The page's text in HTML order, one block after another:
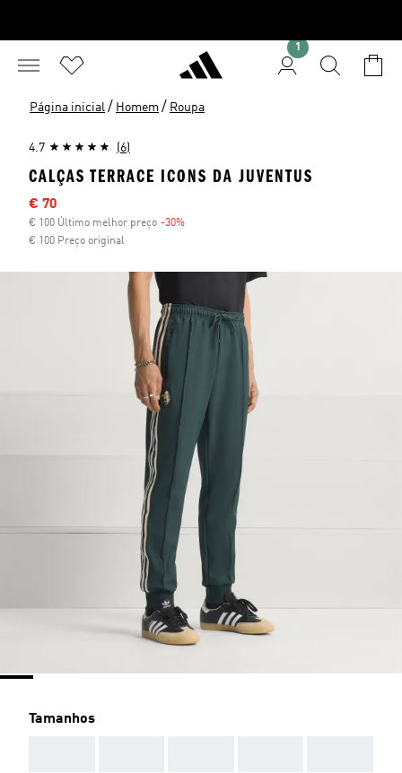
Página inicial / Homem / Roupa
4.7 (6)
CALÇAS TERRACE ICONS DA JUVENTUS
Preço com desconto
€ 70
€ 100 Último melhor preço -30%
€ 100 Preço original
Tamanhos